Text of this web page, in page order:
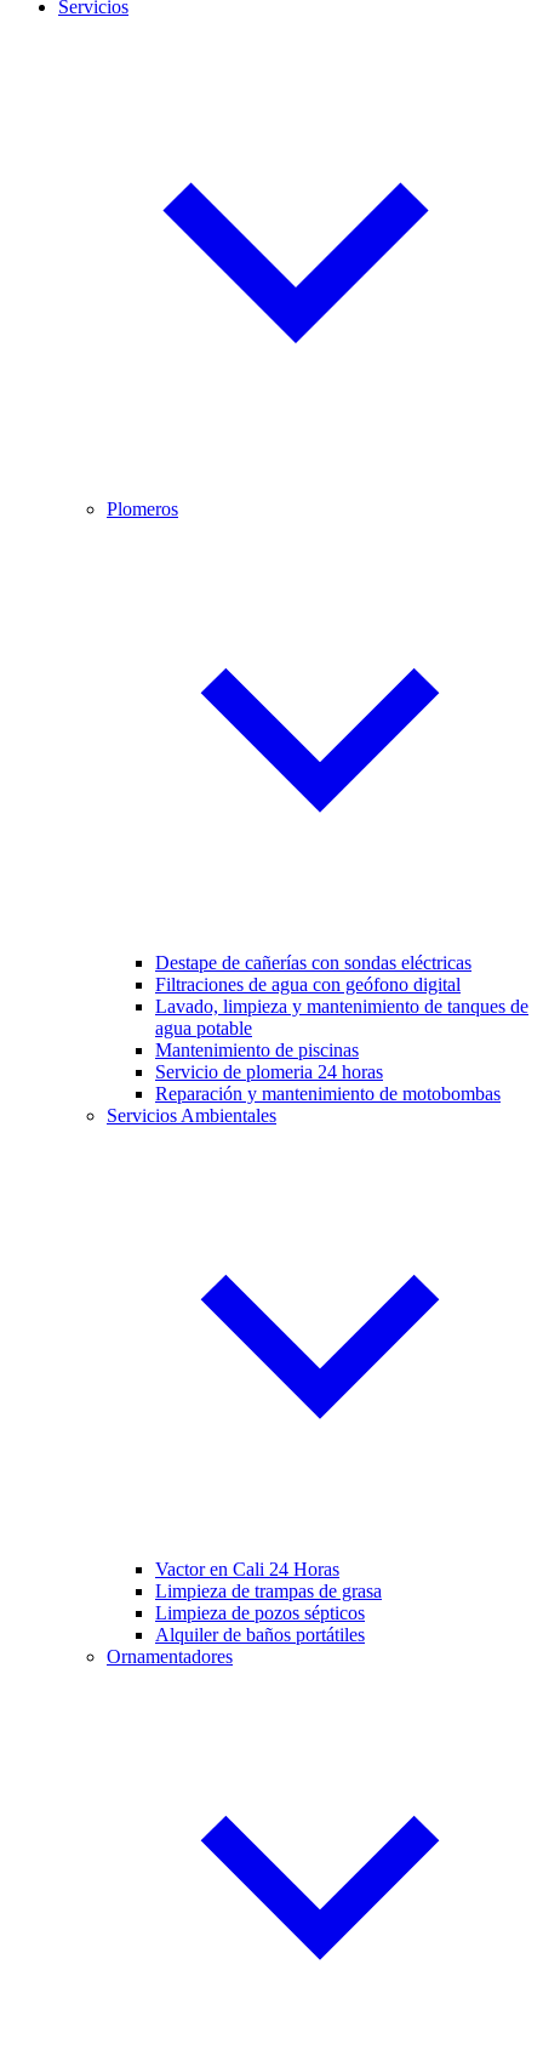
Servicios
Plomeros
Destape de cañerías con sondas eléctricas
Filtraciones de agua con geófono digital
Lavado, limpieza y mantenimiento de tanques de
agua potable
Mantenimiento de piscinas
Servicio de plomeria 24 horas
Reparación y mantenimiento de motobombas
Servicios Ambientales
Vactor en Cali 24 Horas
Limpieza de trampas de grasa
Limpieza de pozos sépticos
Alquiler de baños portátiles
Ornamentadores